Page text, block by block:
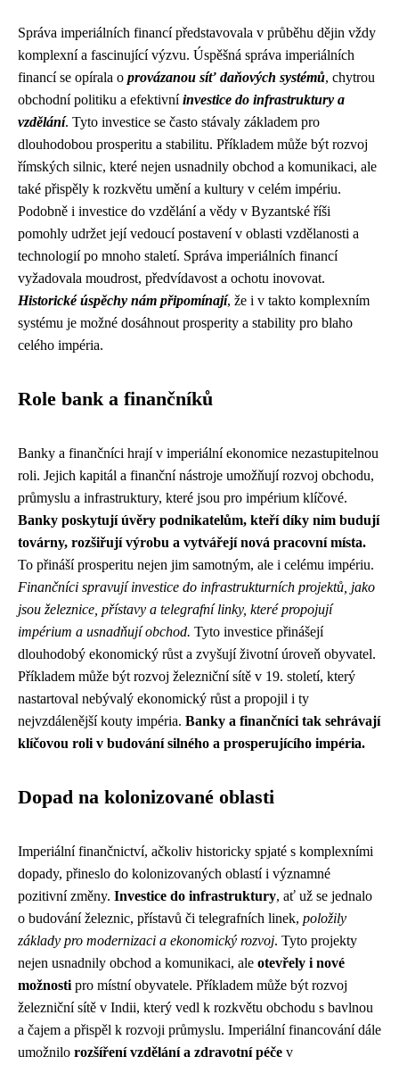
Správa imperiálních financí představovala v průběhu dějin vždy
komplexní a fascinující výzvu. Úspěšná správa imperiálních
financí se opírala o provázanou síť daňových systémů, chytrou
obchodní politiku a efektivníinvestice do infrastruktury a
vzdělání. Tyto investice se často stávaly základem pro
dlouhodobou prosperitu a stabilitu. Příkladem může být rozvoj
římských silnic, které nejen usnadnily obchod a komunikaci, ale
také přispěly k rozkvětu umění a kultury v celém impériu.
Podobně i investice do vzdělání a vědy v Byzantské říši
pomohly udržet její vedoucí postavení v oblasti vzdělanosti a
technologií po mnoho staletí. Správa imperiálních financí
vyžadovala moudrost, předvídavost a ochotu inovovat.
Historické úspěchy nám připomínají, že i v takto komplexním
systému je možné dosáhnout prosperity a stability pro blaho
celého impéria.
Role bank a finančníků
Banky a finančníci hrají v imperiální ekonomice nezastupitelnou
roli. Jejich kapitál a finanční nástroje umožňují rozvoj obchodu,
průmyslu a infrastruktury, které jsou pro impérium klíčové.
Banky poskytují úvěry podnikatelům, kteří díky nim budují
továrny, rozšiřují výrobu a vytvářejí nová pracovní místa.
To přináší prosperitu nejen jim samotným, ale i celému impériu.
Finančníci spravují investice do infrastrukturních projektů, jako
jsou železnice, přístavy a telegrafní linky, které propojují
impérium a usnadňují obchod. Tyto investice přinášejí
dlouhodobý ekonomický růst a zvyšují životní úroveň obyvatel.
Příkladem může být rozvoj železniční sítě v 19. století, který
nastartoval nebývalý ekonomický růst a propojil i ty
nejvzdálenější kouty impéria. Banky a finančníci tak sehrávají
klíčovou roli v budování silného a prosperujícího impéria.
Dopad na kolonizované oblasti
Imperiální finančnictví, ačkoliv historicky spjaté s komplexními
dopady, přineslo do kolonizovaných oblastí i významné
pozitivní změny. Investice do infrastruktury, ať už se jednalo
o budování železnic, přístavů či telegrafních linek, položily
základy pro modernizaci a ekonomický rozvoj. Tyto projekty
nejen usnadnily obchod a komunikaci, ale otevřely i nové
možnosti pro místní obyvatele. Příkladem může být rozvoj
železniční sítě v Indii, který vedl k rozkvětu obchodu s bavlnou
a čajem a přispěl k rozvoji průmyslu. Imperiální financování dále
umožnilo rozšíření vzdělání a zdravotní péče v